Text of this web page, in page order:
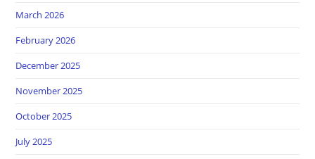
March 2026
February 2026
December 2025
November 2025
October 2025
July 2025